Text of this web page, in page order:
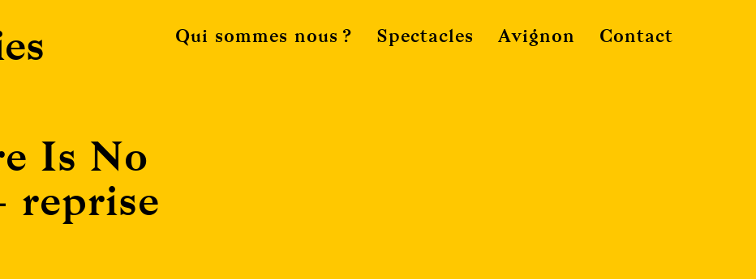
Qui sommes nous ? Spectacles Avignon Contact
Is No
reprise